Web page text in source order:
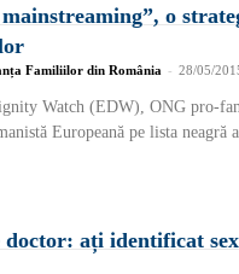
o
Familiilor din România - 28/05/
Watch (EDW), ONG pro-
Europeană pe lista neagră
doctor: ați identificat